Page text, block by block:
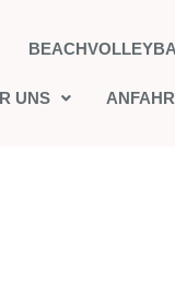
UNS